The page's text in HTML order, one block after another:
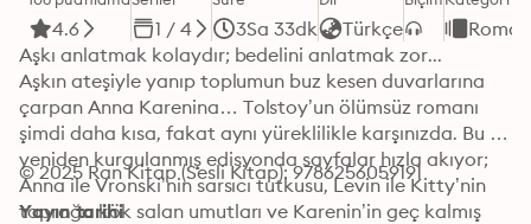
4.6 1 / 4 3Sa 33dk Türkçe
Roman
Aşkı anlatmak kolaydır; bedelini anlatmak zor...
Aşkın ateşiyle yanıp toplumun buz kesen duvarlarına
çarpan Anna Karenina… Tolstoy’un ölümsüz romanı
şimdi daha kısa, fakat aynı yüreklilikle karşınızda. Bu
yeniden kurgulanmış edisyonda sayfalar hızla akıyor;
Anna ile Vronski’nin sarsıcı tutkusu, Levin ile Kitty’nin
toprağa kök salan umutları ve Karenin’in geç kalmış
© 2025 Ran Kitap (Sesli Kitap): 9786256059191
Yayın tarihi